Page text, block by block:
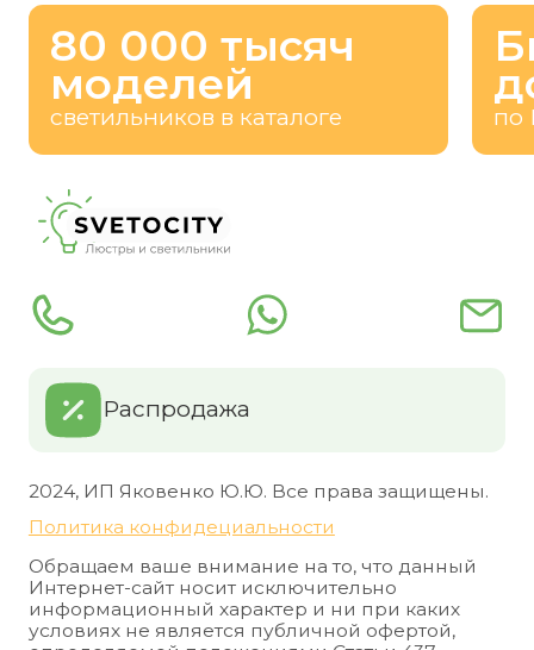
80 000 тысяч
моделей
светильников в каталоге по
Распродажа
2024, ИП Яковенко Ю.Ю. Все права защищены.
Политика конфидециальности
Обращаем ваше внимание на то, что данный
Интернет-сайт носит исключительно
информационный характер и ни при каких
условиях не является публичной офертой,